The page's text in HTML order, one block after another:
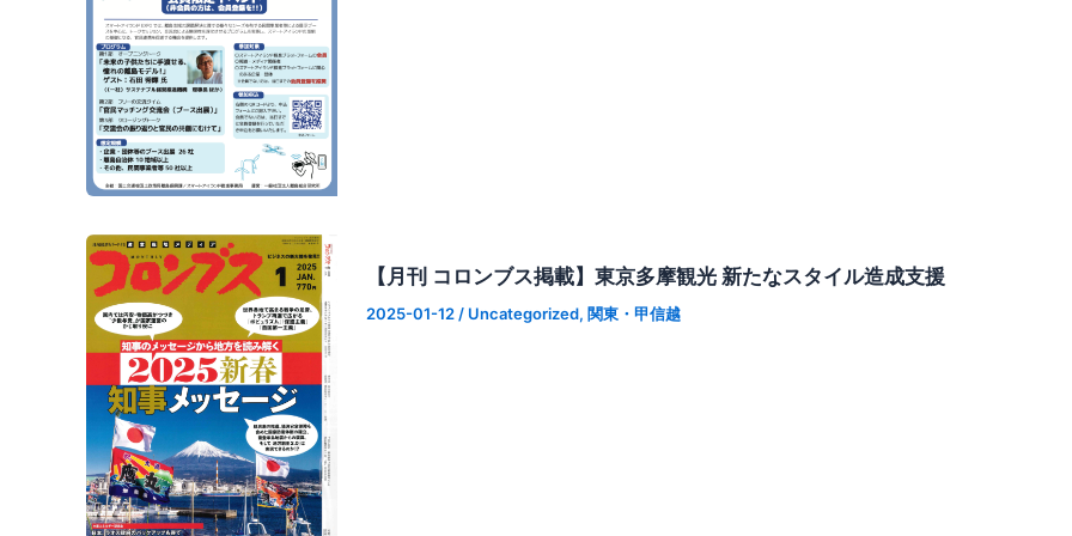
【月刊 コロンブス掲載】東京多摩観光 新たなスタイル造成支援
2025-01-12/ Uncategorized, 関東・甲信越